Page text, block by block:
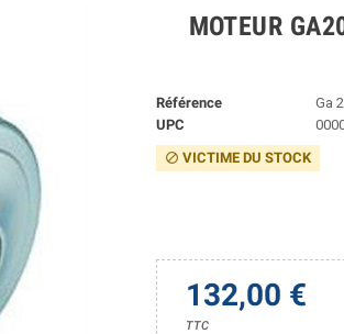
MOTEUR
Référence
Ga
UPC
block VICTIME DU STOCK
132,00 €
TTC